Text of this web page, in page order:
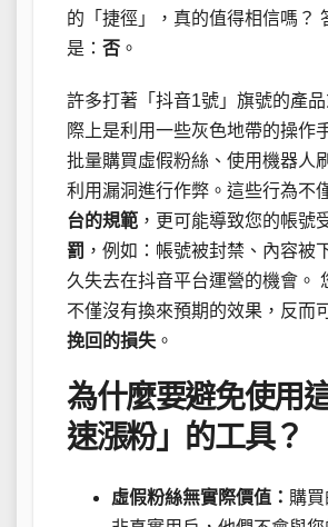
的「捷徑」，真的值得相信嗎？
是： 否 。
許多打著「抖音1號」旗號的產
際上是利用一些灰色地帶的操作
批量購買虛假粉絲、使用機器人
利用漏洞進行作弊。這些行為不
台的規範 ，更可能導致您的帳號
罰 ，例如：帳號被封禁、內容被
久失去在抖音平台運營的機會。
不僅沒有換來預期的效果，反而
挽回的損失 。
為什麼要避免使用
速漲粉」的工具？
虛假粉絲無實際價值： 購